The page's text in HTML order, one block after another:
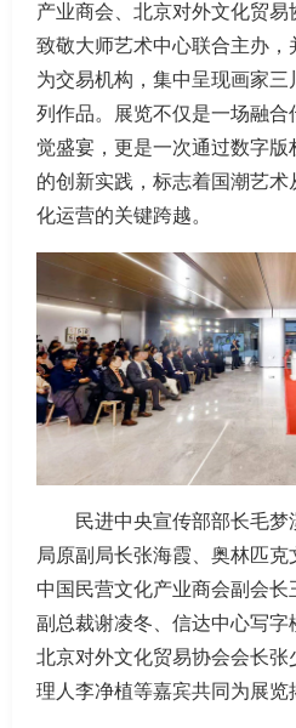
产业商会、北京对外文化贸
致敬大师艺术中心联合主办
为交易机构，集中呈现画家三
列作品。展览不仅是一场融
觉盛宴，更是一次通过数字
的创新实践，标志着国潮艺
化运营的关键跨越。
民进中央宣传部部长毛
局原副局长张海霞、奥林匹克
中国民营文化产业商会副会
副总裁谢凌冬、信达中心写字
北京对外文化贸易协会会长
理人李净植等嘉宾共同为展览